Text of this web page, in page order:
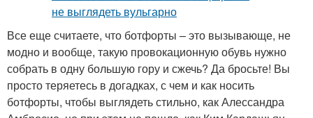
Все еще считаете, что ботфорты – это вызывающе, не
модно и вообще, такую провокационную обувь нужно
собрать в одну большую гору и сжечь? Да бросьте! Вы
просто теряетесь в догадках, с чем и как носить
ботфорты, чтобы выглядеть стильно, как Алессандра